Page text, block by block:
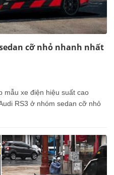
sedan cỡ nhỏ nhanh nhất
mẫu xe điện hiệu suất cao
RS3 ở nhóm sedan cỡ nhỏ